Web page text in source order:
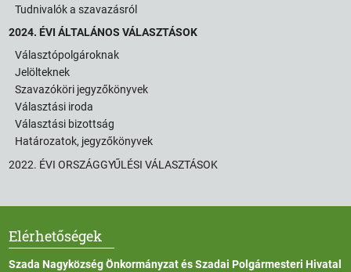
Tudnivalók a szavazásról
2024. ÉVI ÁLTALÁNOS VÁLASZTÁSOK
Választópolgároknak
Jelölteknek
Szavazóköri jegyzőkönyvek
Választási iroda
Választási bizottság
Határozatok, jegyzőkönyvek
2022. ÉVI ORSZÁGGYŰLÉSI VÁLASZTÁSOK
Elérhetőségek
Szada Nagyközség Önkormányzat és Szadai Polgármesteri Hivatal